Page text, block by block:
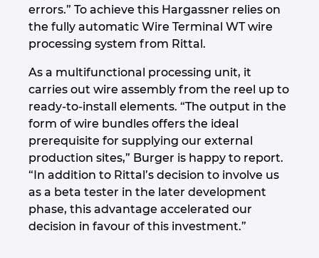
errors.” To achieve this Hargassner relies on
the fully automatic Wire Terminal WT wire
processing system from Rittal.
As a multifunctional processing unit, it
carries out wire assembly from the reel up to
ready-to-install elements. “The output in the
form of wire bundles offers the ideal
prerequisite for supplying our external
production sites,” Burger is happy to report.
“In addition to Rittal’s decision to involve us
as a beta tester in the later development
phase, this advantage accelerated our
decision in favour of this investment.”